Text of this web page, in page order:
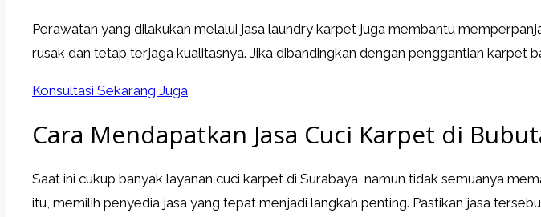
Perawatan yang dilakukan melalui jasa laundry karpet juga membantu
rusak dan tetap terjaga kualitasnya. Jika dibandingkan dengan penggantian karpet
Konsultasi Sekarang Juga
Cara Mendapatkan Jasa Cuci Karpet di
Saat ini cukup banyak layanan cuci karpet di Surabaya, namun tidak semuanya
itu, memilih penyedia jasa yang tepat menjadi langkah penting. Pastikan jasa